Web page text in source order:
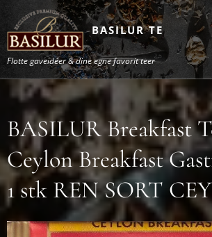
BASILUR TE
Flotte gaveidéer & dine egne favorit teer
BASILUR Breakfast
Ceylon Breakfast
1 stk REN SORT